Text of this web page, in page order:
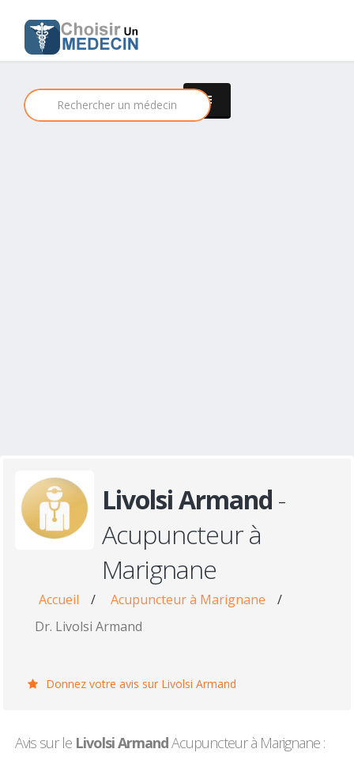
Livolsi Armand -
Acupuncteur à
Marignane
Accueil / Acupuncteur à Marignane
/
Dr. Livolsi Armand
Donnez votre avis sur Livolsi Armand
Avis sur le Livolsi ArmandAcupuncteur à Marignane :